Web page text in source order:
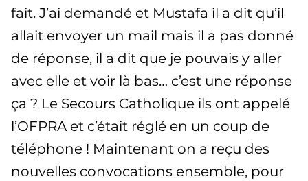
fait. J’ai demandé et Mustafa il a dit qu’il
allait envoyer un mail mais il a pas donné
de réponse, il a dit que je pouvais y aller
avec elle et voir là bas… c’est une réponse
ça ? Le Secours Catholique ils ont appelé
l’OFPRA et c’était réglé en un coup de
téléphone ! Maintenant on a reçu des
nouvelles convocations ensemble, pour